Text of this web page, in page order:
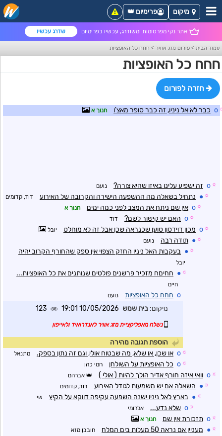
אתר נקי מפרסומות ומשודרג, עכשיו בפרימיום שדרג עכשיו
מיקום פרימיום 👑
עמוד הבית > פורום מזג אוויר > חחח כל האופציות
חחח כל האופציות
חזרה לפורום
o כבר לא אל ניניו, זה כבר סופר מאצ'ו חנוך א
☼
o זה ישפיע עלינו באיזו שהיא צורה? נועם
☼
● נתחיל בשאלה מה ההשפעה הישירה והקרובה של האירוע דוד, קדומים
☼
o אין שם ניתח את המצב לפני כמה ימים חנוך א
☼
o האם יש קישור לשם? דוד
☼
o מכון דוידסון טוען שכנראה שכן אבל זה לא מוחלט יובל
☼
● תודה רבה נועם
☼
● בעקבות האל ניניו החזק הצפוי אין ספק שהחורף הקרוב יהיה
יובל
☼
● חחיםח מזכיר פרשנים פולטים שנותנים את כל האופציות...
חיים
o חחח כל האופציות נועם
מיקום: בית שמש 10/05/2026 19:01
123
נשלח מאפליקציית מזג אוויר לאנדרואיד ולאייפון
הוספת תגובה מהירה
☼
o או שכן, או שלא, מה שבטוח אולי, וגם זה נתון בספק. מתנאל
☼
o כל האופציות על השולחן חמי כהן
☼
o וואי איזה חורף אדיר הולך להיות ( אולי ) אברהם
☼
● השאלה אם יש משמעות לגודל האירוע דוד, קדומים
☼
● בארץ לאל ניניו ישנה השפעה עקיפה דווקא על הקיץ שי
☼
o שלא נדע... אלרומי
☼
o תזכורת אין שם חנוך א
☼
● מעניין אם נראה 50 מעלות בים המלח חובבן מזא